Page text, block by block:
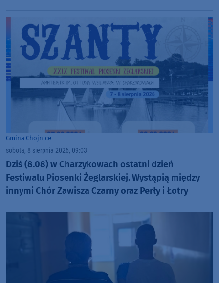
Gmina Chojnice
sobota, 8 sierpnia 2026, 09:03
Dziś (8.08) w Charzykowach ostatni dzień
Festiwalu Piosenki Żeglarskiej. Wystąpią między
innymi Chór Zawisza Czarny oraz Perły i Łotry